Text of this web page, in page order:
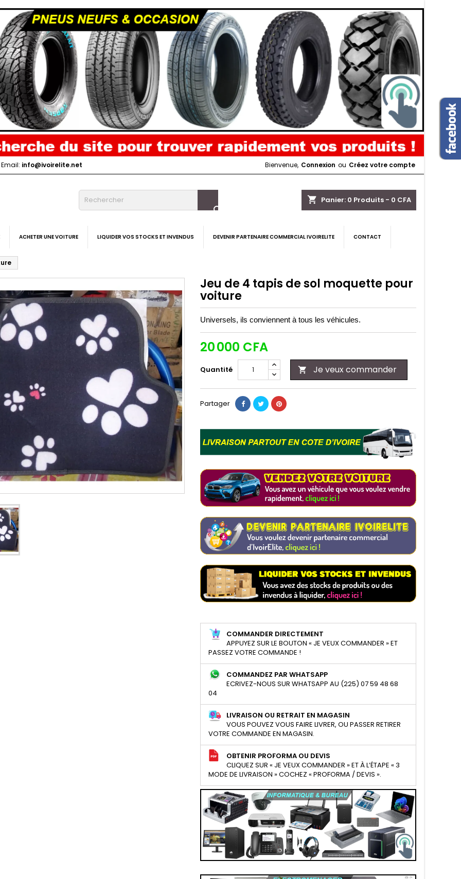
Email: info@ivoirelite.net Bienvenue, Connexion ou Créez votre compte
shopping_cart Panier: 0 Produits - 0 CFA

ACHETER UNE VOITURE LIQUIDER VOS STOCKS ET INVENDUS DEVENIR PARTENAIRE COMMERCIAL IVOIRELITE CONTACT
Jeu de 4 tapis de sol moquette pour
voiture
Universels, ils conviennent à tous les véhicules.
20 000 CFA
Quantité  Je veux commander
Partager
COMMANDER DIRECTEMENT
APPUYEZ SUR LE BOUTON « JE VEUX COMMANDER » ET
PASSEZ VOTRE COMMANDE !
COMMANDEZ PAR WHATSAPP
ECRIVEZ-NOUS SUR WHATSAPP AU (225) 07 59 48 68
04
LIVRAISON OU RETRAIT EN MAGASIN
VOUS POUVEZ VOUS FAIRE LIVRER, OU PASSER RETIRER
VOTRE COMMANDE EN MAGASIN.
OBTENIR PROFORMA OU DEVIS
CLIQUEZ SUR « JE VEUX COMMANDER » ET À L’ÉTAPE « 3
MODE DE LIVRAISON » COCHEZ « PROFORMA / DEVIS ».